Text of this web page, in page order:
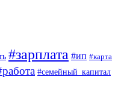
#зарплата #ип #карта
#семейный_капитал